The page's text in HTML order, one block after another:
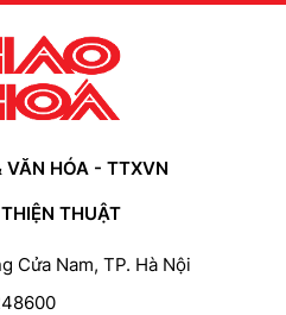
VĂN HÓA - TTXVN
THUẬT
Cửa Nam, TP. Hà Nội